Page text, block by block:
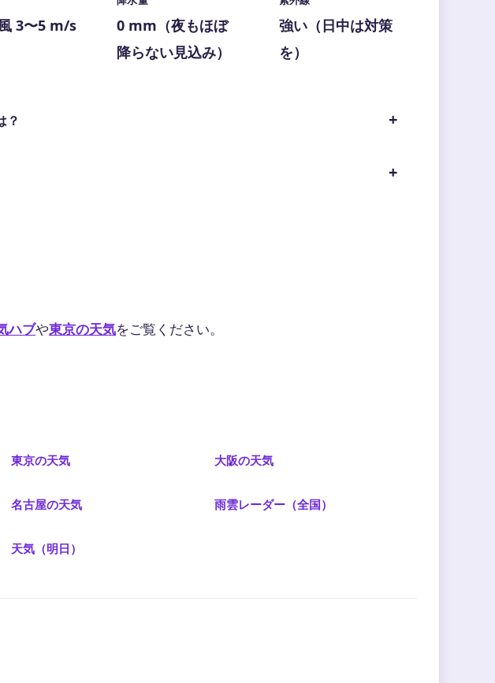
3〜5 m/s
0 mm（夜もほぼ
降らない見込み）
強い（日中は対策
を）
？
ハブや東京の天気をご覧ください。
東京の天気 大阪の天気
名古屋の天気 雨雲レーダー（全国）
天気（明日）